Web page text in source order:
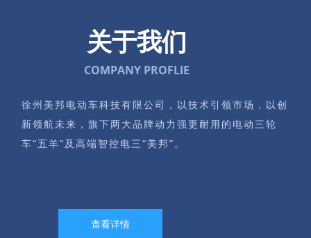
关于我们
COMPANY PROFLIE
徐州美邦电动车科技有限公司，以技术引领市场，以创
新领航未来，旗下两大品牌动力强更耐用的电动三轮
车“五羊”及高端智控电三“美邦”。
查看详情